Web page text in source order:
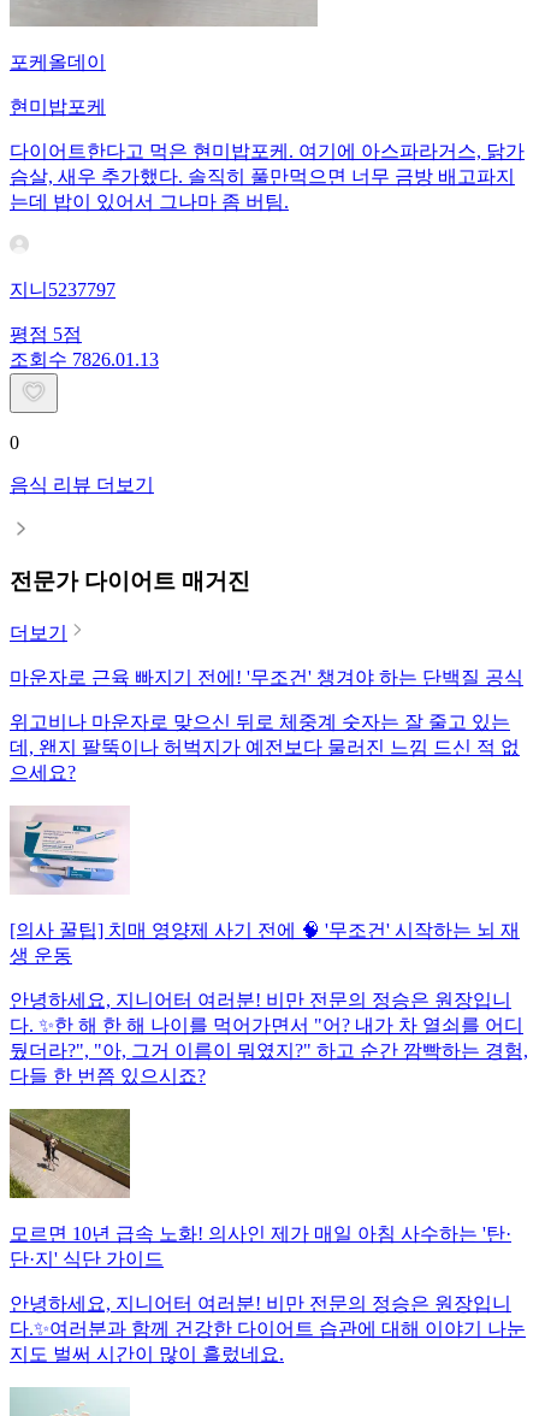
포케올데이
현미밥포케
다이어트한다고 먹은 현미밥포케. 여기에 아스파라거스, 닭가
슴살, 새우 추가했다. 솔직히 풀만먹으면 너무 금방 배고파지
는데 밥이 있어서 그나마 좀 버팀.
지니5237797
평점 5점
조회수 7826.01.13
0
음식 리뷰 더보기
전문가 다이어트 매거진
더보기
마운자로 근육 빠지기 전에! '무조건' 챙겨야 하는 단백질 공식
위고비나 마운자로 맞으신 뒤로 체중계 숫자는 잘 줄고 있는
데, 왠지 팔뚝이나 허벅지가 예전보다 물러진 느낌 드신 적 없
으세요?
[의사 꿀팁] 치매 영양제 사기 전에 🧠 '무조건' 시작하는 뇌 재
생 운동
안녕하세요, 지니어터 여러분! 비만 전문의 정승은 원장입니
다. ✨한 해 한 해 나이를 먹어가면서 "어? 내가 차 열쇠를 어디
뒀더라?", "아, 그거 이름이 뭐였지?" 하고 순간 깜빡하는 경험,
다들 한 번쯤 있으시죠?
모르면 10년 급속 노화! 의사인 제가 매일 아침 사수하는 '탄·
단·지' 식단 가이드
안녕하세요, 지니어터 여러분! 비만 전문의 정승은 원장입니
다.✨여러분과 함께 건강한 다이어트 습관에 대해 이야기 나눈
지도 벌써 시간이 많이 흘렀네요.